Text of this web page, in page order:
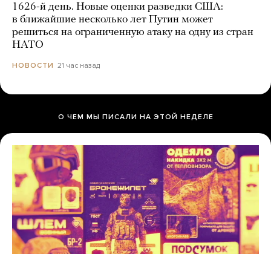
1626-й день. Новые оценки разведки США:
в ближайшие несколько лет Путин может
решиться на ограниченную атаку на одну из стран
НАТО
НОВОСТИ 21 час назад
О ЧЕМ МЫ ПИСАЛИ НА ЭТОЙ НЕДЕЛЕ